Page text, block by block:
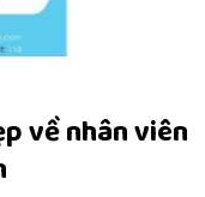
về nhân viên